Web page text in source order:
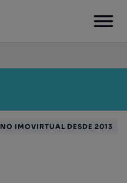
NO IMOVIRTUAL DESDE 2013